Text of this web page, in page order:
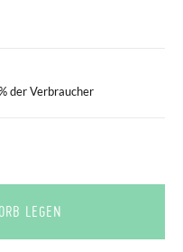
der Verbraucher
LEGEN